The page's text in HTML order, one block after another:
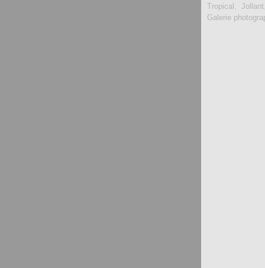
Tropical , Jollant
Galerie